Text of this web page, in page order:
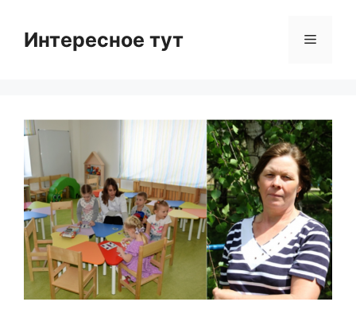
contentИнтересное тут Menu